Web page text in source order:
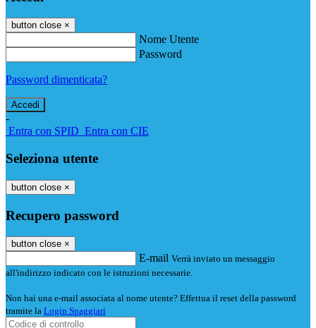
button close ×
Nome Utente
Password
Password dimenticata?
-
Entra con SPID Entra con CIE
Seleziona utente
button close ×
Recupero password
button close ×
E-mail Verrà inviato un messaggio
all'indirizzo indicato con le istruzioni necessarie.
Non hai una e-mail associata al nome utente? Effettua il reset della password
tramite la Login Spaggiari